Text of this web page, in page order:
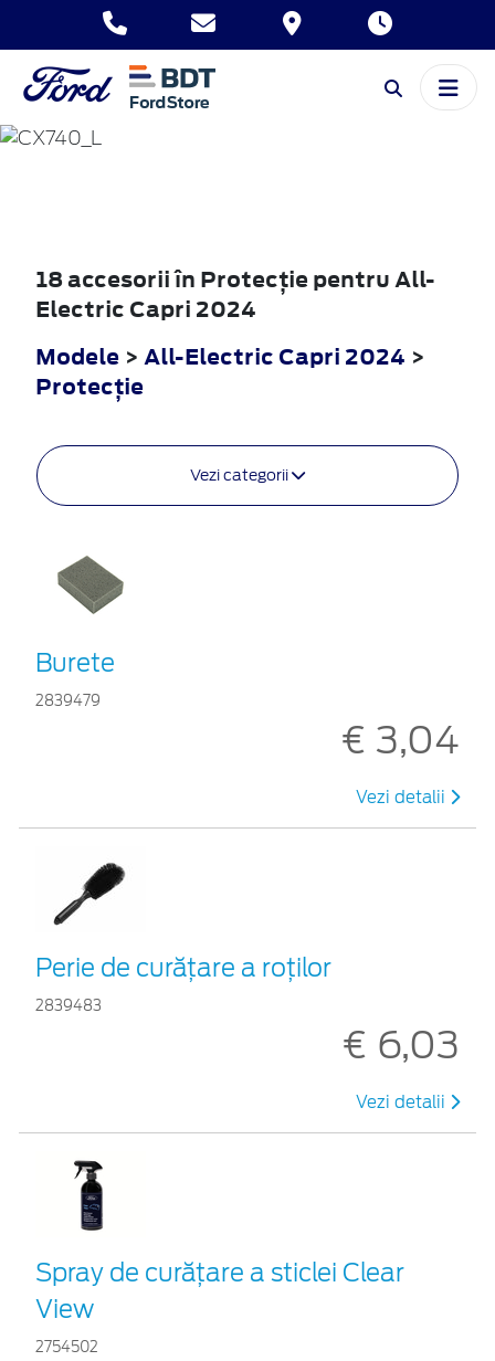
ALL-ELECTRIC
CAPRI
18 accesorii în Protecţie pentru All-
Electric Capri 2024
Modele > All-Electric Capri 2024 >
Protecţie
Vezi categorii
Burete
2839479
€ 3,04
Vezi detalii
Perie de curățare a roților
2839483
€ 6,03
Vezi detalii
Spray de curățare a sticlei Clear
View
2754502